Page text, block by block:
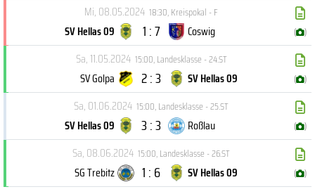
Mi, 08.05.2024 18:30,Kreispokal - F
SV Hellas 09 1 : 7 Coswig ( )
Sa, 11.05.2024 15:00,Landesklasse - 24.ST
SV Golpa 2 : 3 SV Hellas 09 ( )
Sa, 01.06.2024 15:00,Landesklasse - 25.ST
SV Hellas 09 3 : 3 Roßlau ( )
Sa, 08.06.2024 15:00,Landesklasse - 26.ST
SG Trebitz 1 : 6 SV Hellas 09 ( )